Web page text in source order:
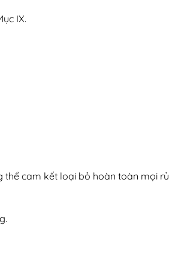
IX.
thể cam kết loại bỏ hoàn toàn mọi